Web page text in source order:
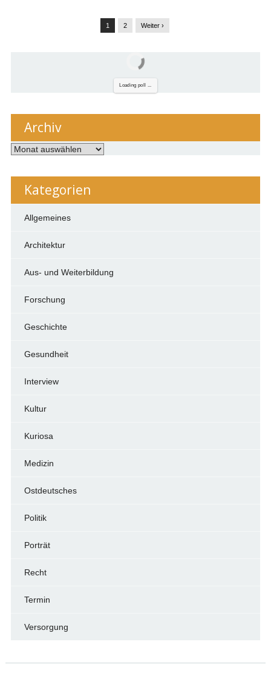
1 2 Weiter ›
Loading poll ...
Archiv
Archiv
Kategorien
Allgemeines
Architektur
Aus- und Weiterbildung
Forschung
Geschichte
Gesundheit
Interview
Kultur
Kuriosa
Medizin
Ostdeutsches
Politik
Porträt
Recht
Termin
Versorgung